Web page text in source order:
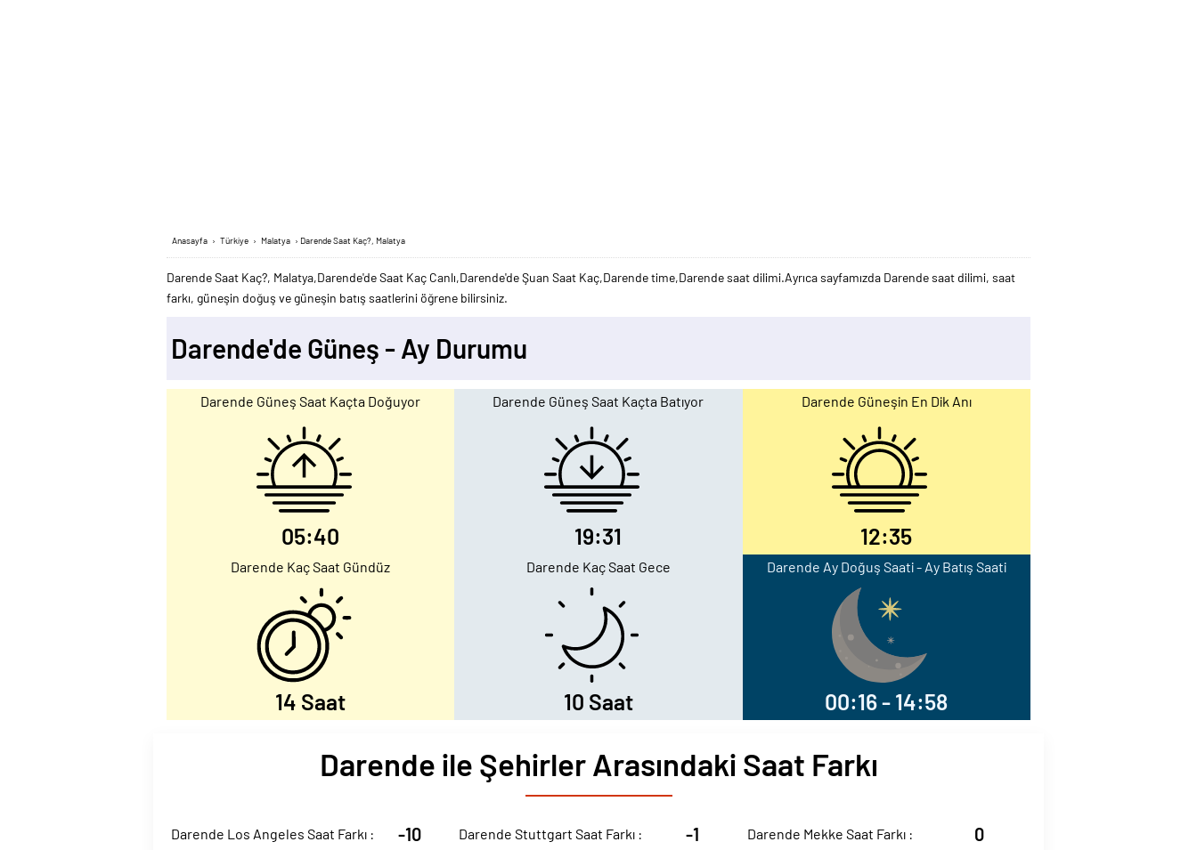
Anasayfa › Türkiye › Malatya › Darende Saat Kaç?, Malatya
Darende Saat Kaç?, Malatya,Darende'de Saat Kaç Canlı,Darende'de Şuan Saat Kaç,Darende time,Darende saat dilimi.Ayrıca sayfamızda Darende saat dilimi, saat
farkı, güneşin doğuş ve güneşin batış saatlerini öğrene bilirsiniz.
Darende'de Güneş - Ay Durumu
Darende Güneş Saat Kaçta Doğuyor
05:40
Darende Güneş Saat Kaçta Batıyor
19:31
Darende Güneşin En Dik Anı
12:35
Darende Kaç Saat Gündüz
14 Saat
Darende Kaç Saat Gece
10 Saat
Darende Ay Doğuş Saati - Ay Batış Saati
00:16 - 14:58
Darende ile Şehirler Arasındaki Saat Farkı
Darende Los Angeles Saat Farkı : -10 Darende Stuttgart Saat Farkı : -1 Darende Mekke Saat Farkı : 0